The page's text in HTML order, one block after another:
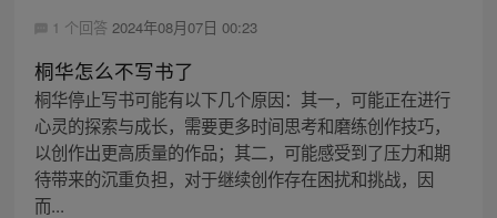
1 个回答 2024年08月07日 00:23
桐华怎么不写书了
桐华停止写书可能有以下几个原因：其一，可能正在进行
心灵的探索与成长，需要更多时间思考和磨练创作技巧，
以创作出更高质量的作品；其二，可能感受到了压力和期
待带来的沉重负担，对于继续创作存在困扰和挑战，因
而...